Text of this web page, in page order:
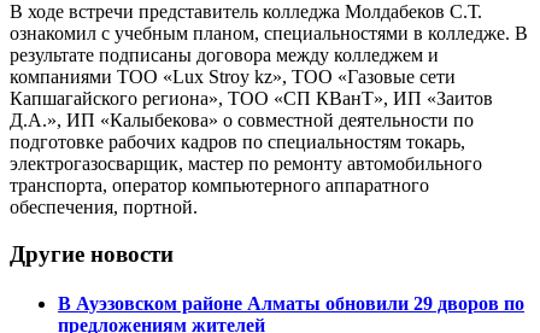
В ходе встречи представитель колледжа Молдабеков С.Т.
ознакомил с учебным планом, специальностями в колледже. В
результате подписаны договора между колледжем и
компаниями ТОО «Lux Stroy kz», ТОО «Газовые сети
Капшагайского региона», ТОО «СП КВанТ», ИП «Заитов
Д.А.», ИП «Калыбекова» о совместной деятельности по
подготовке рабочих кадров по специальностям токарь,
электрогазосварщик, мастер по ремонту автомобильного
транспорта, оператор компьютерного аппаратного
обеспечения, портной.
Другие новости
В Ауэзовском районе Алматы обновили 29 дворов по
предложениям жителей